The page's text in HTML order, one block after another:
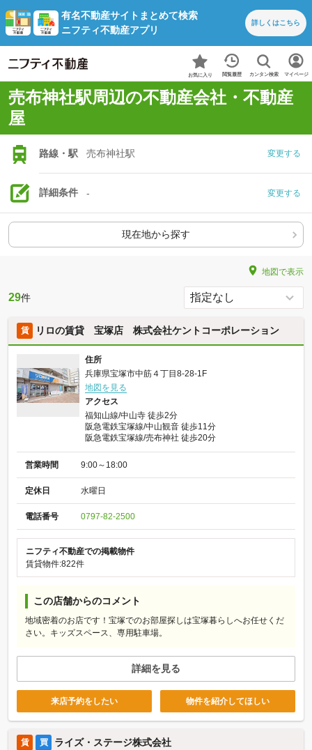
有名不動産サイトまとめて検索
ニフティ不動産アプリ
詳しくはこちら
お気に入り 閲覧履歴 カンタン検索 マイページ
売布神社駅周辺の不動産会社・不動産
屋
路線・駅 売布神社駅 変更する
詳細条件 - 変更する
現在地から探す
地図で表示
29件
賃 リロの賃貸 宝塚店 株式会社ケントコーポレーション
住所
兵庫県宝塚市中筋４丁目8-28-1F
地図を見る
アクセス
福知山線/中山寺 徒歩2分
阪急電鉄宝塚線/中山観音 徒歩11分
阪急電鉄宝塚線/売布神社 徒歩20分
営業時間 9:00～18:00
定休日 水曜日
電話番号 0797-82-2500
ニフティ不動産での掲載物件
賃貸物件:822件
この店舗からのコメント
地域密着のお店です！宝塚でのお部屋探しは宝塚暮らしへお任せくだ
さい。キッズスペース、専用駐車場。
詳細を見る
来店予約をしたい 物件を紹介してほしい
賃 買 ライズ・ステージ株式会社